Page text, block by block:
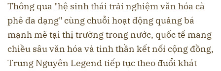
Thông qua "hệ sinh thái trải nghiệm văn hóa cà
phê đa dạng" cùng chuỗi hoạt động quảng bá
mạnh mẽ tại thị trường trong nước, quốc tế mang
chiều sâu văn hóa và tinh thần kết nối cộng đồng,
Trung Nguyên Legend tiếp tục theo đuổi khát